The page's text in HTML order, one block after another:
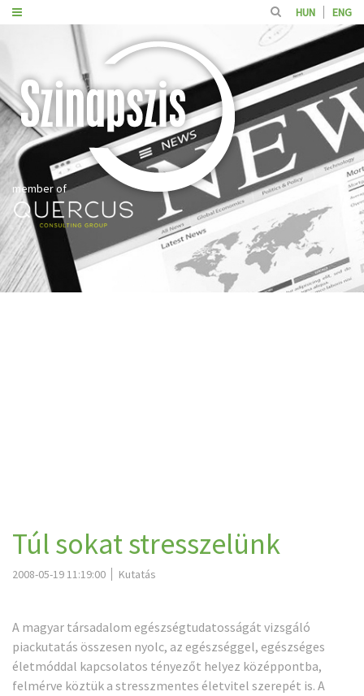
HUN ENG
member of
Túl sokat stresszelünk
2008-05-19 11:19:00 Kutatás
A magyar társadalom egészségtudatosságát vizsgáló
piackutatás összesen nyolc, az egészséggel, egészséges
életmóddal kapcsolatos tényezőt helyez középpontba,
felmérve köztük a stresszmentes életvitel szerepét is. A